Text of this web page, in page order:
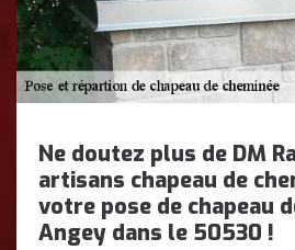
Ne doutez plus de DM
artisans chapeau de
votre pose de chapeau
Angey dans le 50530 !